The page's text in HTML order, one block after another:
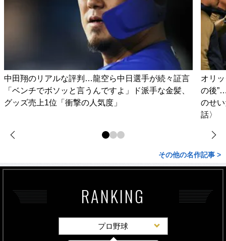
中田翔のリアルな評判…龍空ら中日選手が続々証言
「ベンチでボソッと言うんですよ」ド派手な金髪、
グッズ売上1位「衝撃の人気度」
オリ
の後
のせ
話〉
その他の名作記事 >
RANKING
プロ野球